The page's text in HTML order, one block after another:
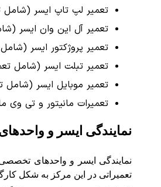
تعمیر لپ تاپ ایسر (شامل
تعمیر آل این وان ایسر
تعمیر پروژکتور ایسر
تعمیر تبلت ایسر (شامل
تعمیر موبایل ایسر
تعمیرات مانیتور و تی وی
نمایندگی ایسر و
نمایندگی ایسر و واحدهای
تعمیراتی در این مرکز به شکل